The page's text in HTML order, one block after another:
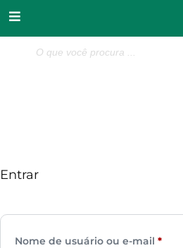
Entrar
Nome de usuário ou e-mail *